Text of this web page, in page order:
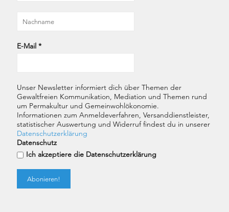
E-Mail *
Unser Newsletter informiert dich über Themen der
Gewaltfreien Kommunikation, Mediation und Themen rund
um Permakultur und Gemeinwohlökonomie.
Informationen zum Anmeldeverfahren, Versanddienstleister,
statistischer Auswertung und Widerruf findest du in unserer
Datenschutzerklärung
Datenschutz
Ich akzeptiere die Datenschutzerklärung